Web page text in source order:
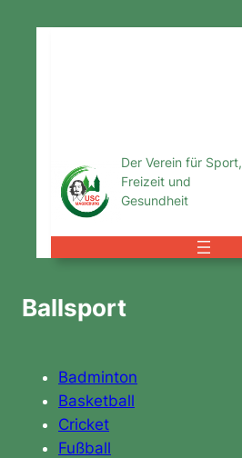
Der Verein für Sport,
Freizeit und
Gesundheit
Ballsport
Badminton
Basketball
Cricket
Fußball